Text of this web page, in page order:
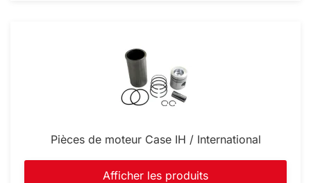
Pièces de moteur Case IH / International
Afficher les produits